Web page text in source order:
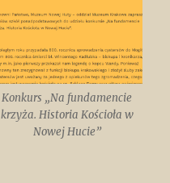
Konkurs „Na fundamencie
krzyża. Historia Kościoła w
Nowej Hucie”